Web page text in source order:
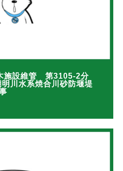
施設維管 第3105-2分
川水系焼合川砂防堰堤